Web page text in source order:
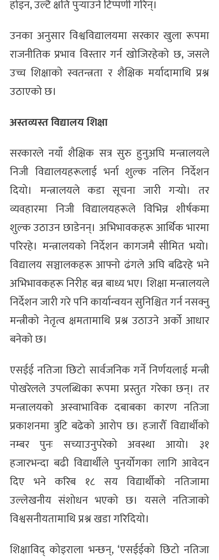
होइन, उल्टै क्षति पुर्‍याउने टिप्पणी गरिन्।
उनका अनुसार विश्वविद्यालयमा सरकार खुला रूपमा
राजनीतिक प्रभाव विस्तार गर्न खोजिरहेको छ, जसले
उच्च शिक्षाको स्वतन्त्रता र शैक्षिक मर्यादामाथि प्रश्न
उठाएको छ।
अस्तव्यस्त विद्यालय शिक्षा
सरकारले नयाँ शैक्षिक सत्र सुरु हुनुअघि मन्त्रालयले
निजी विद्यालयहरूलाई भर्ना शुल्क नलिन निर्देशन
दियो। मन्त्रालयले कडा सूचना जारी गर्‍यो। तर
व्यवहारमा निजी विद्यालयहरूले विभिन्न शीर्षकमा
शुल्क उठाउन छाडेनन्। अभिभावकहरू आर्थिक भारमा
परिरहे। मन्त्रालयको निर्देशन कागजमै सीमित भयो।
विद्यालय सञ्चालकहरू आफ्नो ढंगले अघि बढिरहे भने
अभिभावकहरू निरीह बन्न बाध्य भए। शिक्षा मन्त्रालयले
निर्देशन जारी गरे पनि कार्यान्वयन सुनिश्चित गर्न नसक्नु
मन्त्रीको नेतृत्व क्षमतामाथि प्रश्न उठाउने अर्को आधार
बनेको छ।
एसईई नतिजा छिटो सार्वजनिक गर्ने निर्णयलाई मन्त्री
पोखरेलले उपलब्धिका रूपमा प्रस्तुत गरेका छन्। तर
मन्त्रालयको अस्वाभाविक दबाबका कारण नतिजा
प्रकाशनमा त्रुटि बढेको आरोप छ। हजारौँ विद्यार्थीको
नम्बर पुनः सच्याउनुपरेको अवस्था आयो। ३१
हजारभन्दा बढी विद्यार्थीले पुनर्योगका लागि आवेदन
दिए भने करिब १८ सय विद्यार्थीको नतिजामा
उल्लेखनीय संशोधन भएको छ। यसले नतिजाको
विश्वसनीयतामाथि प्रश्न खडा गरिदियो।
शिक्षाविद् कोइराला भन्छन्, ‘एसईईको छिटो नतिजा